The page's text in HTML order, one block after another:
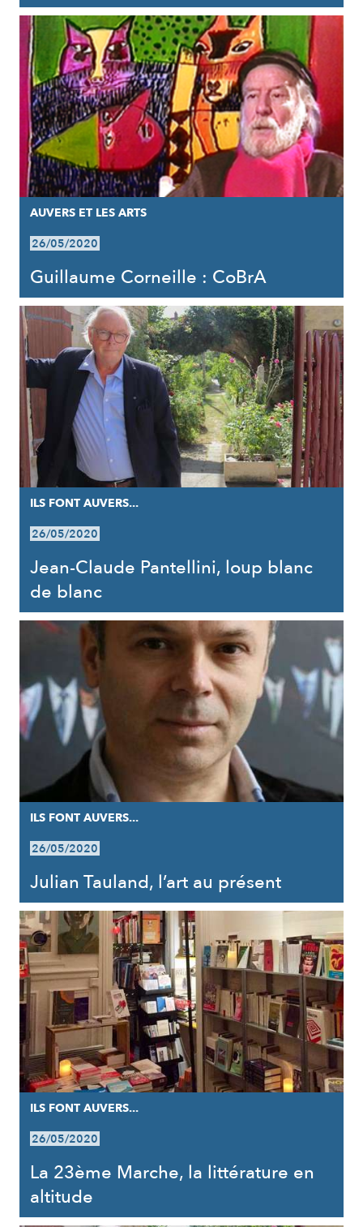
AUVERS ET LES ARTS
26/05/2020
Guillaume Corneille : CoBrA
ILS FONT AUVERS...
26/05/2020
Jean-Claude Pantellini, loup blanc
de blanc
ILS FONT AUVERS...
26/05/2020
Julian Tauland, l’art au présent
ILS FONT AUVERS...
26/05/2020
La 23ème Marche, la littérature en
altitude